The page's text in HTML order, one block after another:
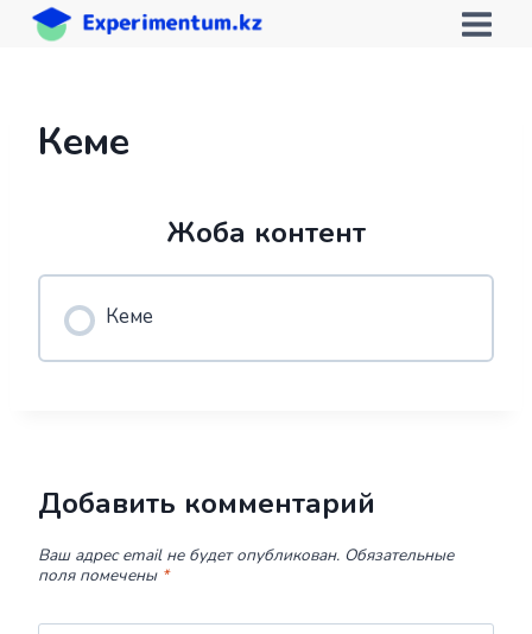
Skip
Кеме
Жоба контент
Кеме
Добавить комментарий
Ваш адрес email не будет опубликован. Обязательные
поля помечены *